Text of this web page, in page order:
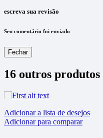
escreva sua revisão
Seu comentário foi enviado
Fechar
16 outros
Adicionar a lista de desejos
Adicionar para comparar